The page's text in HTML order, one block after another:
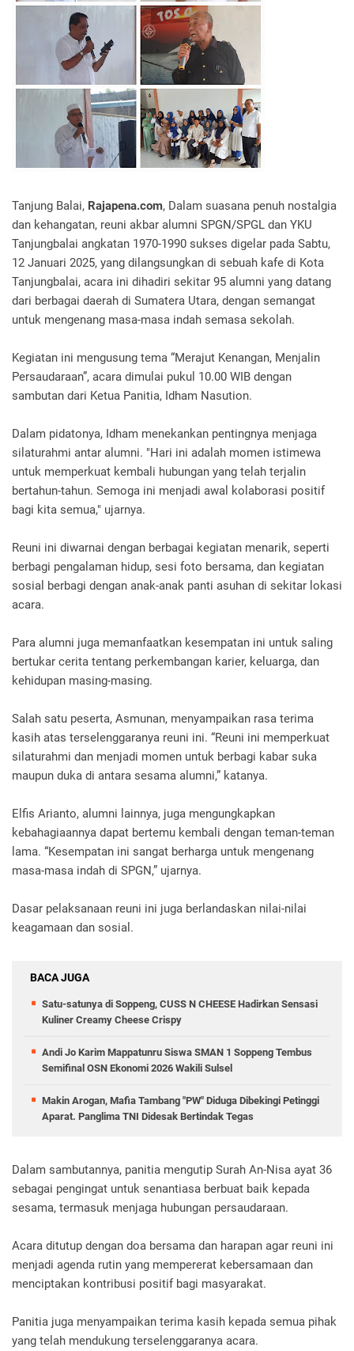
Tanjung Balai, Rajapena.com, Dalam suasana penuh nostalgia
dan kehangatan, reuni akbar alumni SPGN/SPGL dan YKU
Tanjungbalai angkatan 1970-1990 sukses digelar pada Sabtu,
12 Januari 2025, yang dilangsungkan di sebuah kafe di Kota
Tanjungbalai, acara ini dihadiri sekitar 95 alumni yang datang
dari berbagai daerah di Sumatera Utara, dengan semangat
untuk mengenang masa-masa indah semasa sekolah.
Kegiatan ini mengusung tema “Merajut Kenangan, Menjalin
Persaudaraan”, acara dimulai pukul 10.00 WIB dengan
sambutan dari Ketua Panitia, Idham Nasution.
Dalam pidatonya, Idham menekankan pentingnya menjaga
silaturahmi antar alumni. "Hari ini adalah momen istimewa
untuk memperkuat kembali hubungan yang telah terjalin
bertahun-tahun. Semoga ini menjadi awal kolaborasi positif
bagi kita semua," ujarnya.
Reuni ini diwarnai dengan berbagai kegiatan menarik, seperti
berbagi pengalaman hidup, sesi foto bersama, dan kegiatan
sosial berbagi dengan anak-anak panti asuhan di sekitar lokasi
acara.
Para alumni juga memanfaatkan kesempatan ini untuk saling
bertukar cerita tentang perkembangan karier, keluarga, dan
kehidupan masing-masing.
Salah satu peserta, Asmunan, menyampaikan rasa terima
kasih atas terselenggaranya reuni ini. “Reuni ini memperkuat
silaturahmi dan menjadi momen untuk berbagi kabar suka
maupun duka di antara sesama alumni,” katanya.
Elfis Arianto, alumni lainnya, juga mengungkapkan
kebahagiaannya dapat bertemu kembali dengan teman-teman
lama. “Kesempatan ini sangat berharga untuk mengenang
masa-masa indah di SPGN,” ujarnya.
Dasar pelaksanaan reuni ini juga berlandaskan nilai-nilai
keagamaan dan sosial.
BACA JUGA
Satu-satunya di Soppeng, CUSS N CHEESE Hadirkan Sensasi
Kuliner Creamy Cheese Crispy
Andi Jo Karim Mappatunru Siswa SMAN 1 Soppeng Tembus
Semifinal OSN Ekonomi 2026 Wakili Sulsel
Makin Arogan, Mafia Tambang "PW" Diduga Dibekingi Petinggi
Aparat. Panglima TNI Didesak Bertindak Tegas
Dalam sambutannya, panitia mengutip Surah An-Nisa ayat 36
sebagai pengingat untuk senantiasa berbuat baik kepada
sesama, termasuk menjaga hubungan persaudaraan.
Acara ditutup dengan doa bersama dan harapan agar reuni ini
menjadi agenda rutin yang mempererat kebersamaan dan
menciptakan kontribusi positif bagi masyarakat.
Panitia juga menyampaikan terima kasih kepada semua pihak
yang telah mendukung terselenggaranya acara.